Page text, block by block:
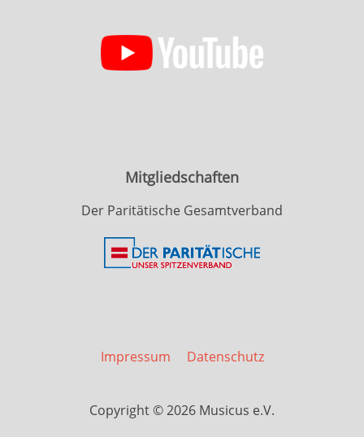
Mitgliedschaften
Der Paritätische Gesamtverband
Impressum Datenschutz
Copyright © 2026 Musicus e.V.